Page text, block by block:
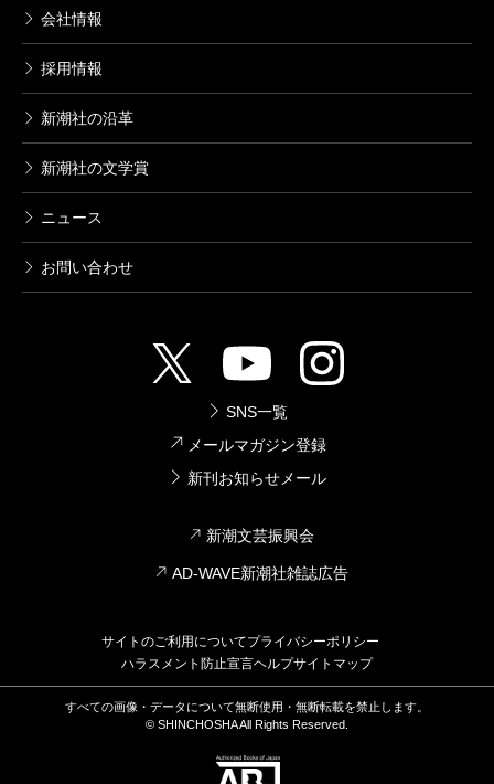
会社情報
採用情報
新潮社の沿革
新潮社の文学賞
ニュース
お問い合わせ
SNS一覧
メールマガジン登録
新刊お知らせメール
新潮文芸振興会
AD-WAVE新潮社雑誌広告
サイトのご利用についてプライバシーポリシー
ハラスメント防止宣言ヘルプサイトマップ
すべての画像・データについて無断使用・無断転載を禁止します。
© SHINCHOSHA All Rights Reserved.